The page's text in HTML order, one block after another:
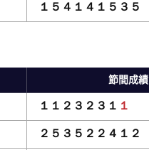
１５４１４１５３５
節間成績
１１２３２３１ １
２５３５２２４１２